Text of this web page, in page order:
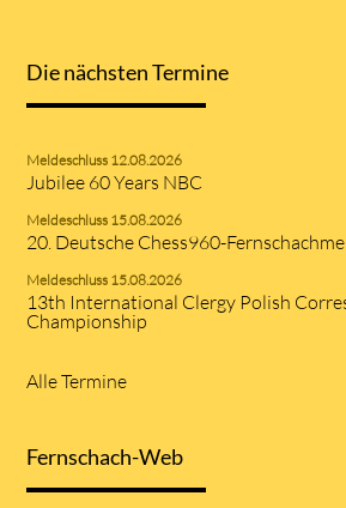
Die nächsten Termine
Meldeschluss 12.08.2026
Jubilee 60 Years NBC
Meldeschluss 15.08.2026
20. Deutsche Chess960-
Meldeschluss 15.08.2026
13th International Clergy Polish
Championship
Alle Termine
Fernschach-Web